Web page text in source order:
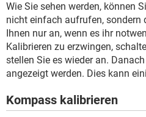
Wie Sie sehen werden, können
nicht einfach aufrufen, sondern
Ihnen nur an, wenn es ihr
Kalibrieren zu erzwingen,
stellen Sie es wieder an.
angezeigt werden. Dies kann
Kompass kalibrieren